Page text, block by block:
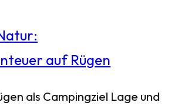
als Campingziel Lage und